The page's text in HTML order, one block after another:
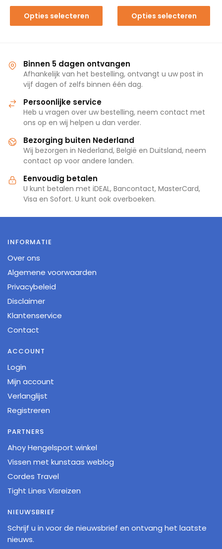
Opties selecteren Opties selecteren
Binnen 5 dagen ontvangen
Afhankelijk van het bestelling, ontvangt u uw post in
vijf dagen of zelfs binnen één dag.
Persoonlijke service
Heb u vragen over uw bestelling, neem contact met
ons op en wij helpen u dan verder.
Bezorging buiten Nederland
Wij bezorgen in Nederland, België en Duitsland, neem
contact op voor andere landen.
Eenvoudig betalen
U kunt betalen met iDEAL, Bancontact, MasterCard,
Visa en Sofort. U kunt ook overboeken.
INFORMATIE
Over ons
Algemene voorwaarden
Privacybeleid
Disclaimer
Klantenservice
Contact
ACCOUNT
Login
Mijn account
Verlanglijst
Registreren
PARTNERS
Ahoy Hengelsport winkel
Vissen met kunstaas weblog
Cordes Travel
Tight Lines Visreizen
NIEUWSBRIEF
Schrijf u in voor de nieuwsbrief en ontvang het laatste
nieuws.